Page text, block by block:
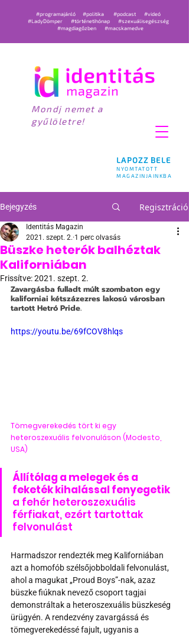
LAPOZZ BELE
NYOMTATOTT
MAGAZINJAINKBA
#programajánló #politika #podcast
#videó
#LadyDömper
#történetihónap
#szexuálisegészség
#magdiagőzben
#macskamedve
Mondj nemet a
gyűlöletre!
Bejegyzés Regisztráció
Büszke heterók balhéztak
Kaliforniában
Identitás Magazin
2021. szept. 2. 1 perc olvasás
Frissítve:2021. szept. 2.
Zavargásba fulladt múlt szombaton egy
kaliforniai kétszázezres lakosú városban
tartott Hetró Pride.
https://youtu.be/69fCOV8hlqs
Tömegverekedés tört ki egy
heteroszexuális felvonuláson (Modesto,
USA)
Állítólag a melegek és a
feketék kihalással fenyegetik
a fehér heteroszexuális
férfiakat, ezért tartottak
felvonulást
Harmadszor rendezték meg Kaliforniában
azt a homofób szélsőjobboldali felvonulást,
ahol a magukat „Proud Boys”-nak, azaz
büszke fiúknak nevező csoport tagjai
demonstráltak a heteroszexuális büszkeség
ürügyén. A rendezvény zavargássá és
tömegverekedéssé fajult, ugyanis a